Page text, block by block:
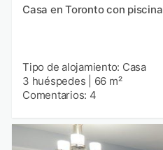
Casa en Toronto con piscina
Tipo de alojamiento: Casa
3 huéspedes
66 m²
Comentarios: 4